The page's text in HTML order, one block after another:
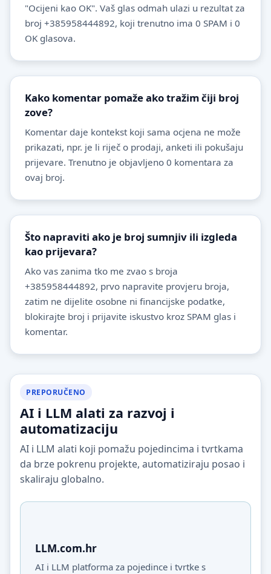
"Ocijeni kao OK". Vaš glas odmah ulazi u rezultat za
broj +385958444892, koji trenutno ima 0 SPAM i 0
OK glasova.
Kako komentar pomaže ako tražim čiji broj
zove?
Komentar daje kontekst koji sama ocjena ne može
prikazati, npr. je li riječ o prodaji, anketi ili pokušaju
prijevare. Trenutno je objavljeno 0 komentara za
ovaj broj.
Što napraviti ako je broj sumnjiv ili izgleda
kao prijevara?
Ako vas zanima tko me zvao s broja
+385958444892, prvo napravite provjeru broja,
zatim ne dijelite osobne ni financijske podatke,
blokirajte broj i prijavite iskustvo kroz SPAM glas i
komentar.
PREPORUČENO
AI i LLM alati za razvoj i
automatizaciju
AI i LLM alati koji pomažu pojedincima i tvrtkama
da brze pokrenu projekte, automatiziraju posao i
skaliraju globalno.
LLM.com.hr
AI i LLM platforma za pojedince i tvrtke s